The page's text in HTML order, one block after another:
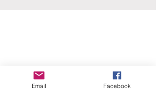
Számlaszám:
Email Facebook